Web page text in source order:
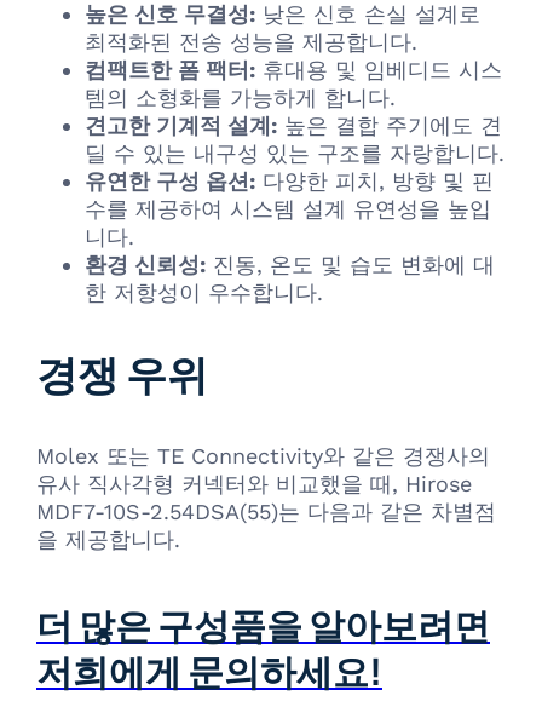
높은 신호 무결성: 낮은 신호 손실 설계로
최적화된 전송 성능을 제공합니다.
컴팩트한 폼 팩터: 휴대용 및 임베디드 시스
템의 소형화를 가능하게 합니다.
견고한 기계적 설계: 높은 결합 주기에도 견
딜 수 있는 내구성 있는 구조를 자랑합니다.
유연한 구성 옵션: 다양한 피치, 방향 및 핀
수를 제공하여 시스템 설계 유연성을 높입
니다.
환경 신뢰성: 진동, 온도 및 습도 변화에 대
한 저항성이 우수합니다.
경쟁 우위
Molex 또는 TE Connectivity와 같은 경쟁사의
유사 직사각형 커넥터와 비교했을 때, Hirose
MDF7-10S-2.54DSA(55)는 다음과 같은 차별점
을 제공합니다.
더 많은 구성품을 알아보려면
저희에게 문의하세요!